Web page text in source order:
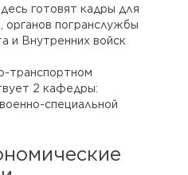
готовят кадры для
погранслужбы
и Внутренних войск
транспортном
2 кафедры:
специальной